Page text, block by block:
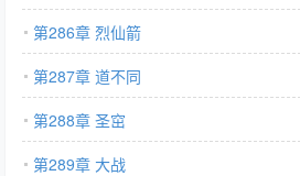
第286章 烈仙箭
第287章 道不同
第288章 圣窋
第289章 大战